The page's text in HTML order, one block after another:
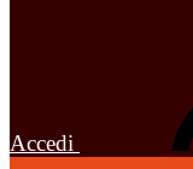
Accedi